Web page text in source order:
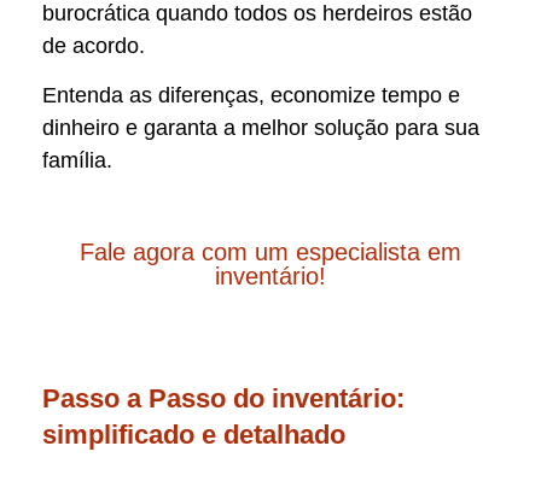
burocrática quando todos os herdeiros estão
de acordo.
Entenda as diferenças, economize tempo e
dinheiro e garanta a melhor solução para sua
família.
Fale agora com um especialista em
inventário!
Passo a Passo do inventário:
simplificado e detalhado